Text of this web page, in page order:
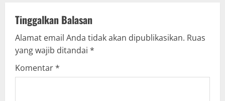
v
i
g
Tinggalkan Balasan
Alamat email Anda tidak akan dipublikasikan. Ruas
yang wajib ditandai *
Komentar*